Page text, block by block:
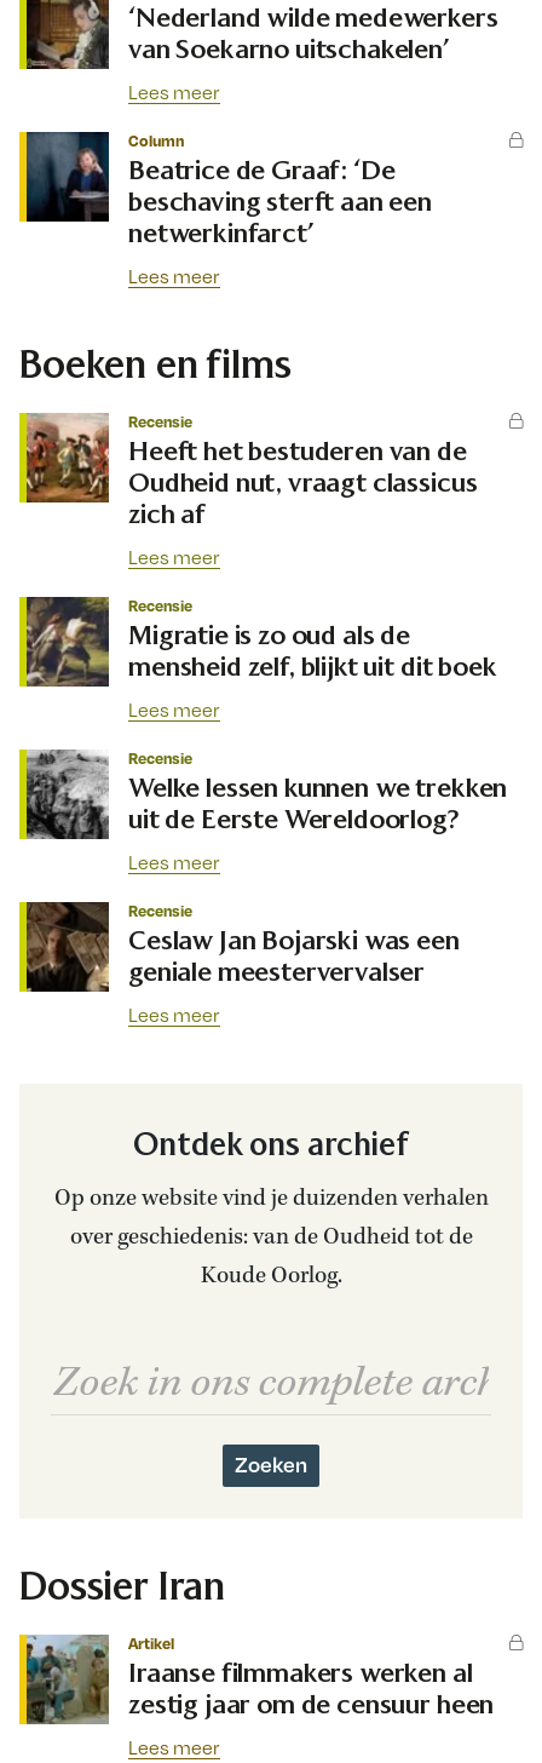
‘Nederland wilde medewerkers
van Soekarno uitschakelen’
Lees meer
Column
Beatrice de Graaf: ‘De
beschaving sterft aan een
netwerkinfarct’
Lees meer
Boeken en films
Recensie
Heeft het bestuderen van de
Oudheid nut, vraagt classicus
zich af
Lees meer
Recensie
Migratie is zo oud als de
mensheid zelf, blijkt uit dit boek
Lees meer
Recensie
Welke lessen kunnen we trekken
uit de Eerste Wereldoorlog?
Lees meer
Recensie
Ceslaw Jan Bojarski was een
geniale meestervervalser
Lees meer
Ontdek ons archief
Op onze website vind je duizenden verhalen
over geschiedenis: van de Oudheid tot de
Koude Oorlog.
Zoeken
Dossier Iran
Artikel
Iraanse filmmakers werken al
zestig jaar om de censuur heen
Lees meer